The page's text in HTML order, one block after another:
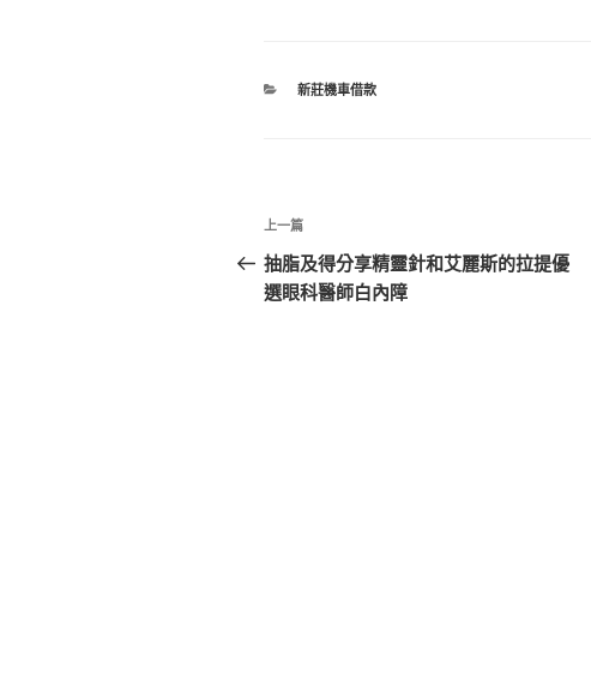
分
新莊機車借款
文
章
導
上
一
篇
上一篇
抽脂及得分享精靈針和艾麗斯的拉提優
選眼科醫師白內障